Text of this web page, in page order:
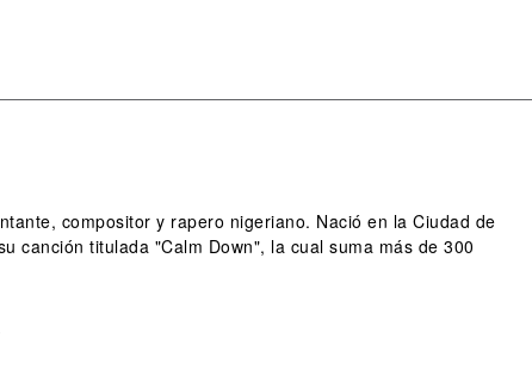
compositor y rapero nigeriano. Nació en la Ciudad de
canción titulada "Calm Down", la cual suma más de 300